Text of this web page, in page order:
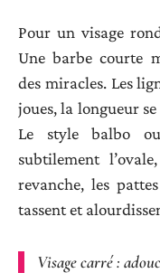
Pour un visage
Une barbe courte
des miracles. Les
joues, la longueur
Le style balbo
subtilement
revanche, les
tassent et
Visage carré :